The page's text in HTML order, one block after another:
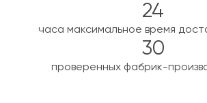
24
часа максимальное время
30
проверенных фабрик-